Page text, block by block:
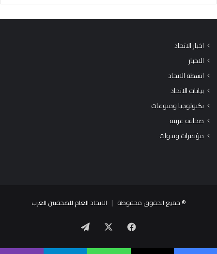
اخبار الاتحاد
الاخبار
انشطة الاتحاد
بيانات الاتحاد
تكنولوجيا ومنوعات
صحافة عربية
مؤتمرات وندوات
© جميع الحقوق محفوظة | الاتحاد العام للصحفيين العرب
فيسبوك تيلقرام